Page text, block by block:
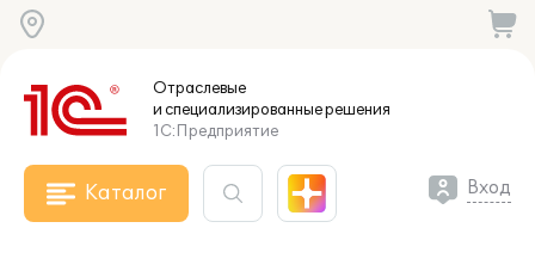
Отраслевые
и специализированныерешения
1С:Предприятие
Каталог Вход